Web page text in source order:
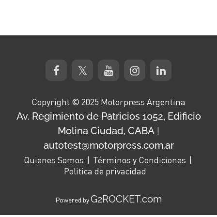
Copyright © 2025 Motorpress Argentina
Av. Regimiento de Patricios 1052, Edificio
Molina Ciudad, CABA |
autotest@motorpress.com.ar
Quienes Somos
Términos y Condiciones
Politica de privacidad
Powered byG2ROCKET.com